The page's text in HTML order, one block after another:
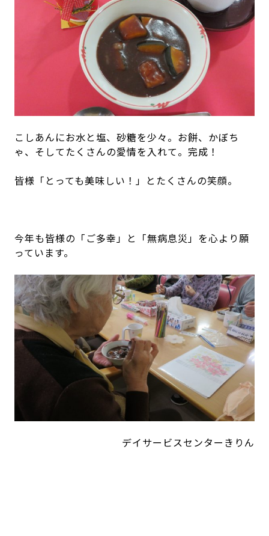
こしあんにお水と塩、砂糖を少々。お餅、かぼち
ゃ、そしてたくさんの愛情を入れて。完成！
皆様「とっても美味しい！」とたくさんの笑顔。
今年も皆様の「ご多幸」と「無病息災」を心より願
っています。
デイサービスセンターきりん